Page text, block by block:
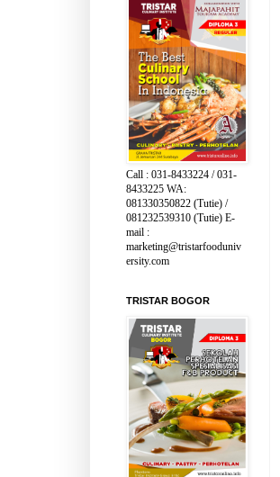
Call : 031-8433224 / 031-
8433225 WA:
081330350822 (Tutie) /
081232539310 (Tutie) E-
mail :
marketing@tristarfooduniv
ersity.com
TRISTAR BOGOR